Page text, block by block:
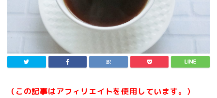
（この記事はアフィリエイトを使用しています。）